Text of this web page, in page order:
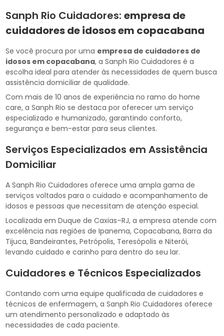
Sanph Rio Cuidadores:empresa de
cuidadores de idosos em copacabana
Se você procura por uma empresa de cuidadores de
idosos em copacabana, a Sanph Rio Cuidadores é a
escolha ideal para atender às necessidades de quem busca
assistência domiciliar de qualidade.
Com mais de 10 anos de experiência no ramo do home
care, a Sanph Rio se destaca por oferecer um serviço
especializado e humanizado, garantindo conforto,
segurança e bem-estar para seus clientes.
Serviços Especializados em Assistência
Domiciliar
A Sanph Rio Cuidadores oferece uma ampla gama de
serviços voltados para o cuidado e acompanhamento de
idosos e pessoas que necessitam de atenção especial.
Localizada em Duque de Caxias–RJ, a empresa atende com
excelência nas regiões de Ipanema, Copacabana, Barra da
Tijuca, Bandeirantes, Petrópolis, Teresópolis e Niterói,
levando cuidado e carinho para dentro do seu lar.
Cuidadores e Técnicos Especializados
Contando com uma equipe qualificada de cuidadores e
técnicos de enfermagem, a Sanph Rio Cuidadores oferece
um atendimento personalizado e adaptado às
necessidades de cada paciente.